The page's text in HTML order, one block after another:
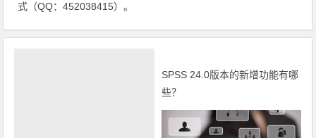
式（QQ：452038415）。
SPSS 24.0版本的新增功能有哪
些？